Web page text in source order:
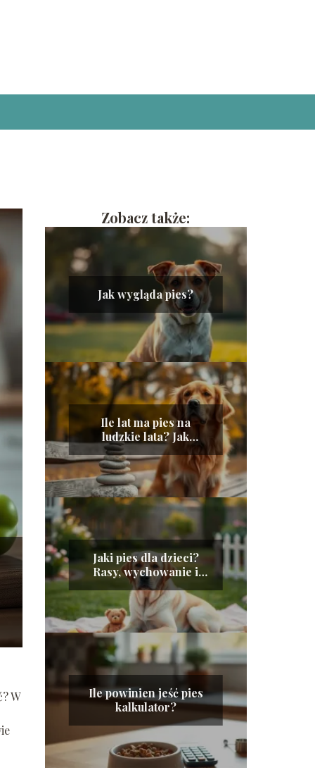
W
Zobacz także:
Jak wygląda pies?
Ile lat ma pies na
ludzkie lata? Jak
obliczyć wiek psa
Jaki pies dla dzieci?
Rasy, wychowanie i
bezpieczeństwo
Ile powinien jeść pies
kalkulator?